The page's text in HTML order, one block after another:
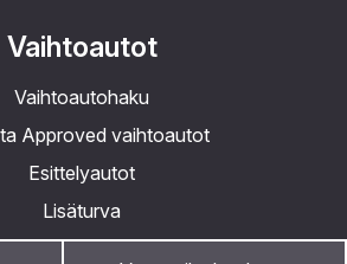
Vaihtoautot
Vaihtoautohaku
Approved vaihtoautot
Esittelyautot
Lisäturva
Ostamme autoja